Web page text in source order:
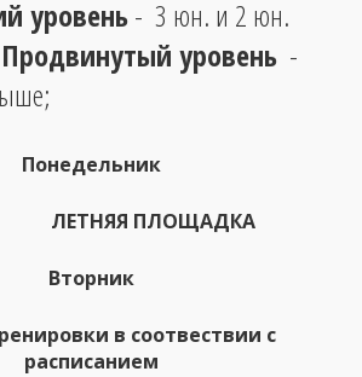
уровень -  3 юн. и 2 юн.
Продвинутый уровень
  -
Понедельник
ЛЕТНЯЯ ПЛОЩАДКА
Вторник
в соотвествии с
расписанием